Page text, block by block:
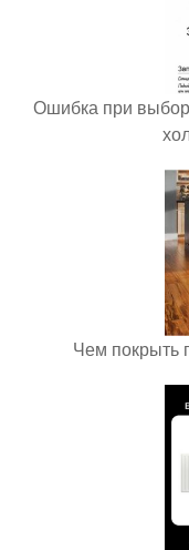
Ошибка при
Чем покрыть